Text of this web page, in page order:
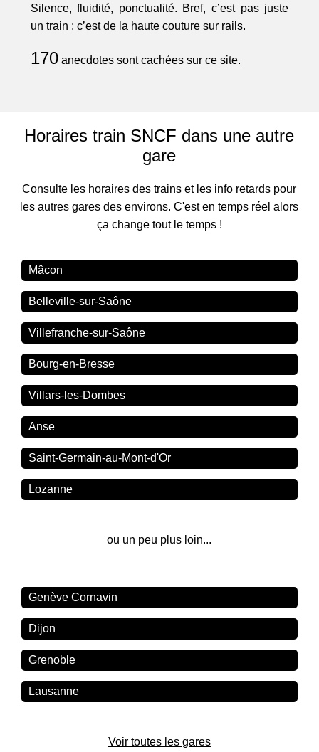
Silence, fluidité, ponctualité. Bref, c’est pas juste
un train : c’est de la haute couture sur rails.
170anecdotes sont cachées sur ce site.
Horaires train SNCF dans une autre
gare
Consulte les horaires des trains et les info retards pour
les autres gares des environs. C'est en temps réel alors
ça change tout le temps !
Mâcon
Belleville-sur-Saône
Villefranche-sur-Saône
Bourg-en-Bresse
Villars-les-Dombes
Anse
Saint-Germain-au-Mont-d'Or
Lozanne
ou un peu plus loin...
Genève Cornavin
Dijon
Grenoble
Lausanne
Voir toutes les gares